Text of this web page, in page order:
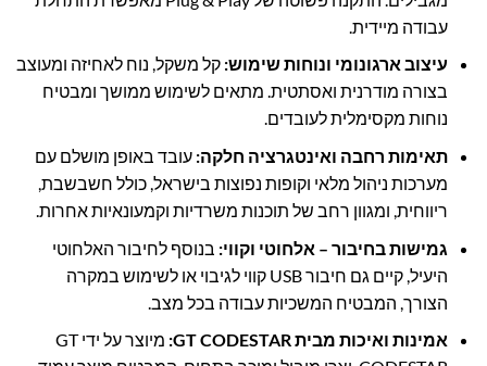
עבודה מיידית.
עיצוב ארגונומי ונוחות שימוש: קל משקל, נוח לאחיזה ומעוצב
בצורה מודרנית ואסתטית. מתאים לשימוש ממושך ומבטיח
נוחות מקסימלית לעובדים.
תאימות רחבה ואינטגרציה חלקה: עובד באופן מושלם עם
מערכות ניהול מלאי וקופות נפוצות בישראל, כולל חשבשבת,
ריווחית, ומגוון רחב של תוכנות משרדיות וקמעונאיות אחרות.
גמישות בחיבור – אלחוטי וקווי: בנוסף לחיבור האלחוטי
היעיל, קיים גם חיבור USB קווי לגיבוי או לשימוש במקרה
הצורך, המבטיח המשכיות עבודה בכל מצב.
אמינות ואיכות מבית GT CODESTAR:
מיוצר על ידי GT